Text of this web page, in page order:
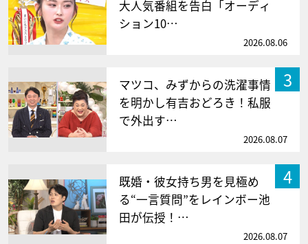
大人気番組を告白「オーディ
ション10…
2026.08.06
3
マツコ、みずからの洗濯事情
を明かし有吉おどろき！私服
で外出す…
2026.08.07
4
既婚・彼女持ち男を見極め
る“一言質問”をレインボー池
田が伝授！…
2026.08.07